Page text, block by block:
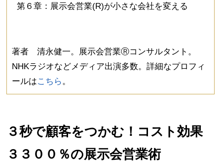
第６章：展示会営業(R)が小さな会社を変える
著者 清永健一。展示会営業Ⓡコンサルタント。
NHKラジオなどメディア出演多数。詳細なプロフィ
ールはこちら 。
３秒で顧客をつかむ！コスト効果
３３００％の展示会営業術